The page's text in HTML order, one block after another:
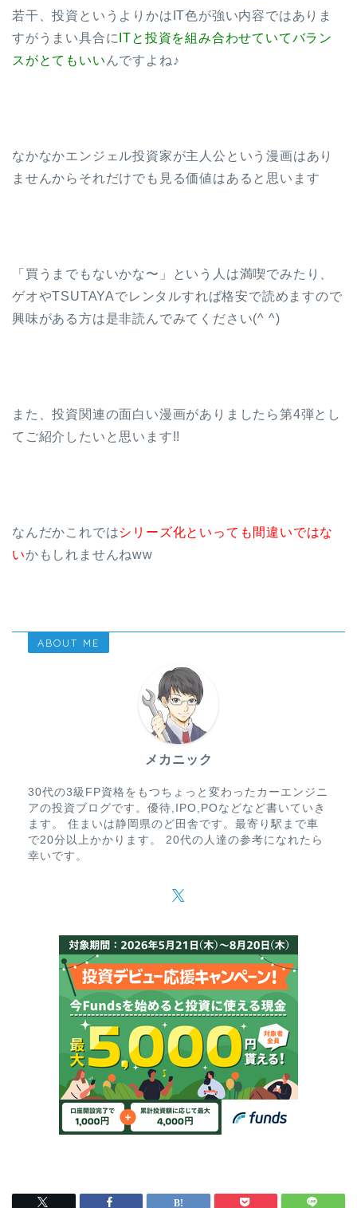
若干、投資というよりかはIT色が強い内容ではありま
すがうまい具合に ITと投資を組み合わせていてバラン
スがとてもいい んですよね♪
なかなかエンジェル投資家が主人公という漫画はあり
ませんからそれだけでも見る価値はあると思います
「買うまでもないかな〜」という人は満喫でみたり、
ゲオやTSUTAYAでレンタルすれば格安で読めますので
興味がある方は是非読んでみてください(^ ^)
また、投資関連の面白い漫画がありましたら第4弾とし
てご紹介したいと思います!!
なんだかこれではシリーズ化といっても間違いではな
いかもしれませんねww
ABOUT ME
メカニック
30代の3級FP資格をもつちょっと変わったカーエンジニ
アの投資ブログです。優待,IPO,POなどなど書いていき
ます。 住まいは静岡県のど田舎です。最寄り駅まで車
で20分以上かかります。 20代の人達の参考になれたら
幸いです。